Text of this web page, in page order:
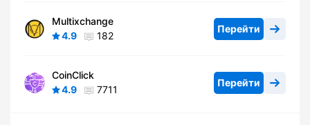
Multixchange
4.9
182
Перейти
CoinClick
4.9
7711
Перейти